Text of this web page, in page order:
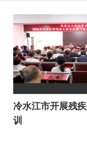
冷水江市开展残
训